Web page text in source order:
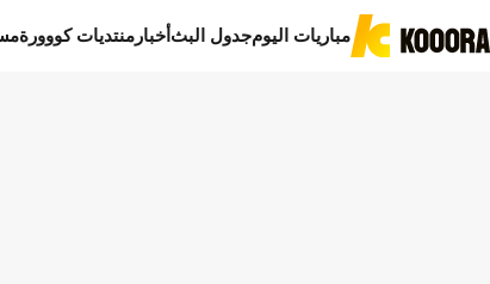
مباريات اليومجدول البثأخبار منتديات كووورة